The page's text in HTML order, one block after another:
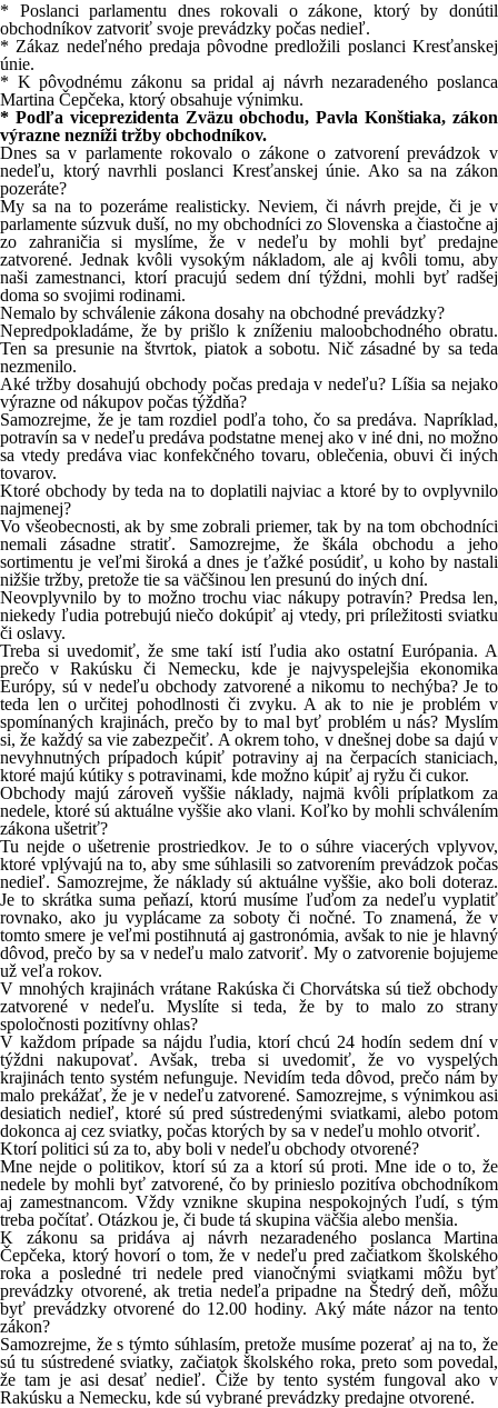
* Poslanci parlamentu dnes rokovali o zákone, ktorý by donútil
obchodníkov zatvoriť svoje prevádzky počas nedieľ.
* Zákaz nedeľného predaja pôvodne predložili poslanci Kresťanskej
únie.
* K pôvodnému zákonu sa pridal aj návrh nezaradeného poslanca
Martina Čepčeka, ktorý obsahuje výnimku.
* Podľa viceprezidenta Zväzu obchodu, Pavla Konštiaka, zákon
výrazne nezníži tržby obchodníkov.
Dnes sa v parlamente rokovalo o zákone o zatvorení prevádzok v
nedeľu, ktorý navrhli poslanci Kresťanskej únie. Ako sa na zákon
pozeráte?
My sa na to pozeráme realisticky. Neviem, či návrh prejde, či je v
parlamente súzvuk duší, no my obchodníci zo Slovenska a čiastočne aj
zo zahraničia si myslíme, že v nedeľu by mohli byť predajne
zatvorené. Jednak kvôli vysokým nákladom, ale aj kvôli tomu, aby
naši zamestnanci, ktorí pracujú sedem dní týždni, mohli byť radšej
doma so svojimi rodinami.
Nemalo by schválenie zákona dosahy na obchodné prevádzky?
Nepredpokladáme, že by prišlo k zníženiu maloobchodného obratu.
Ten sa presunie na štvrtok, piatok a sobotu. Nič zásadné by sa teda
nezmenilo.
Aké tržby dosahujú obchody počas predaja v nedeľu? Líšia sa nejako
výrazne od nákupov počas týždňa?
Samozrejme, že je tam rozdiel podľa toho, čo sa predáva. Napríklad,
potravín sa v nedeľu predáva podstatne menej ako v iné dni, no možno
sa vtedy predáva viac konfekčného tovaru, oblečenia, obuvi či iných
tovarov.
Ktoré obchody by teda na to doplatili najviac a ktoré by to ovplyvnilo
najmenej?
Vo všeobecnosti, ak by sme zobrali priemer, tak by na tom obchodníci
nemali zásadne stratiť. Samozrejme, že škála obchodu a jeho
sortimentu je veľmi široká a dnes je ťažké posúdiť, u koho by nastali
nižšie tržby, pretože tie sa väčšinou len presunú do iných dní.
Neovplyvnilo by to možno trochu viac nákupy potravín? Predsa len,
niekedy ľudia potrebujú niečo dokúpiť aj vtedy, pri príležitosti sviatku
či oslavy.
Treba si uvedomiť, že sme takí istí ľudia ako ostatní Európania. A
prečo v Rakúsku či Nemecku, kde je najvyspelejšia ekonomika
Európy, sú v nedeľu obchody zatvorené a nikomu to nechýba? Je to
teda len o určitej pohodlnosti či zvyku. A ak to nie je problém v
spomínaných krajinách, prečo by to mal byť problém u nás? Myslím
si, že každý sa vie zabezpečiť. A okrem toho, v dnešnej dobe sa dajú v
nevyhnutných prípadoch kúpiť potraviny aj na čerpacích staniciach,
ktoré majú kútiky s potravinami, kde možno kúpiť aj ryžu či cukor.
Obchody majú zároveň vyššie náklady, najmä kvôli príplatkom za
nedele, ktoré sú aktuálne vyššie ako vlani. Koľko by mohli schválením
zákona ušetriť?
Tu nejde o ušetrenie prostriedkov. Je to o súhre viacerých vplyvov,
ktoré vplývajú na to, aby sme súhlasili so zatvorením prevádzok počas
nedieľ. Samozrejme, že náklady sú aktuálne vyššie, ako boli doteraz.
Je to skrátka suma peňazí, ktorú musíme ľuďom za nedeľu vyplatiť
rovnako, ako ju vyplácame za soboty či nočné. To znamená, že v
tomto smere je veľmi postihnutá aj gastronómia, avšak to nie je hlavný
dôvod, prečo by sa v nedeľu malo zatvoriť. My o zatvorenie bojujeme
už veľa rokov.
V mnohých krajinách vrátane Rakúska či Chorvátska sú tiež obchody
zatvorené v nedeľu. Myslíte si teda, že by to malo zo strany
spoločnosti pozitívny ohlas?
V každom prípade sa nájdu ľudia, ktorí chcú 24 hodín sedem dní v
týždni nakupovať. Avšak, treba si uvedomiť, že vo vyspelých
krajinách tento systém nefunguje. Nevidím teda dôvod, prečo nám by
malo prekážať, že je v nedeľu zatvorené. Samozrejme, s výnimkou asi
desiatich nedieľ, ktoré sú pred sústredenými sviatkami, alebo potom
dokonca aj cez sviatky, počas ktorých by sa v nedeľu mohlo otvoriť.
Ktorí politici sú za to, aby boli v nedeľu obchody otvorené?
Mne nejde o politikov, ktorí sú za a ktorí sú proti. Mne ide o to, že
nedele by mohli byť zatvorené, čo by prinieslo pozitíva obchodníkom
aj zamestnancom. Vždy vznikne skupina nespokojných ľudí, s tým
treba počítať. Otázkou je, či bude tá skupina väčšia alebo menšia.
K zákonu sa pridáva aj návrh nezaradeného poslanca Martina
Čepčeka, ktorý hovorí o tom, že v nedeľu pred začiatkom školského
roka a posledné tri nedele pred vianočnými sviatkami môžu byť
prevádzky otvorené, ak tretia nedeľa pripadne na Štedrý deň, môžu
byť prevádzky otvorené do 12.00 hodiny. Aký máte názor na tento
zákon?
Samozrejme, že s týmto súhlasím, pretože musíme pozerať aj na to, že
sú tu sústredené sviatky, začiatok školského roka, preto som povedal,
že tam je asi desať nedieľ. Čiže by tento systém fungoval ako v
Rakúsku a Nemecku, kde sú vybrané prevádzky predajne otvorené.